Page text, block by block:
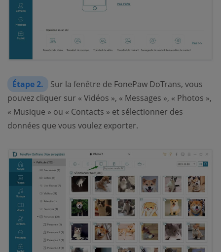
Étape 2.
Sur la fenêtre de FonePaw DoTrans, vous
pouvez cliquer sur « Vidéos », « Messages », « Photos »,
« Musique » ou « Contacts » et sélectionner des
données que vous voulez exporter.